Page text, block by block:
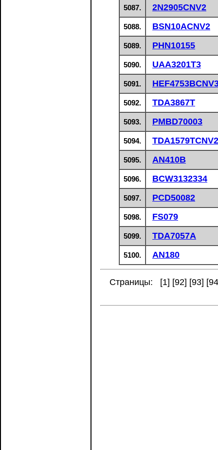
5087. 2N2905CNV2
5088. BSN10ACNV2
5089. PHN10155
5090. UAA3201T3
5091.
5092. TDA3867T
5093. PMBD70003
5094. TDA1579TCNV2
5095. AN410B
5096. BCW3132334
5097. PCD50082
5098. FS079
5099. TDA7057A
5100. AN180
Страницы: [1] [92] [93] [94